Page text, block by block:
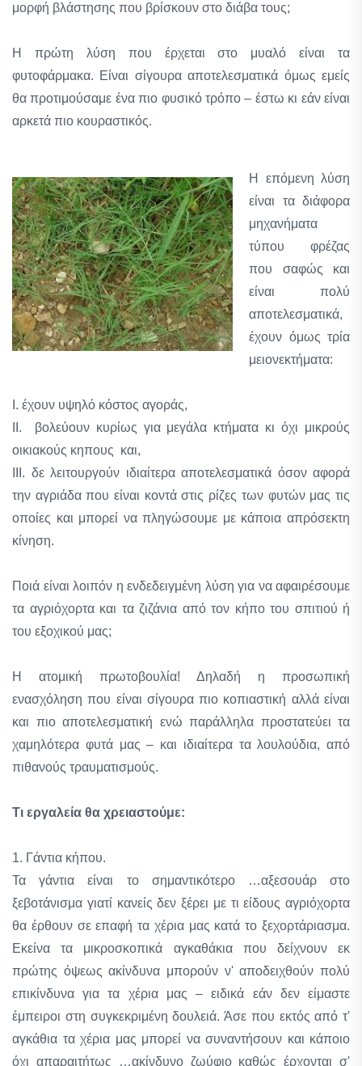
μορφή βλάστησης που βρίσκουν στο διάβα τους;
Η πρώτη λύση που έρχεται στο μυαλό είναι τα
φυτοφάρμακα. Είναι σίγουρα αποτελεσματικά όμως εμείς
θα προτιμούσαμε ένα πιο φυσικό τρόπο – έστω κι εάν είναι
αρκετά πιο κουραστικός.
Η επόμενη λύση
είναι τα διάφορα
μηχανήματα
τύπου φρέζας
που σαφώς και
είναι πολύ
αποτελεσματικά,
έχουν όμως τρία
μειονεκτήματα:
Ι. έχουν υψηλό κόστος αγοράς,
ΙΙ. βολεύουν κυρίως για μεγάλα κτήματα κι όχι μικρούς
οικιακούς κηπους και,
ΙΙΙ. δε λειτουργούν ιδιαίτερα αποτελεσματικά όσον αφορά
την αγριάδα που είναι κοντά στις ρίζες των φυτών μας τις
οποίες και μπορεί να πληγώσουμε με κάποια απρόσεκτη
κίνηση.
Ποιά είναι λοιπόν η ενδεδειγμένη λύση για να αφαιρέσουμε
τα αγριόχορτα και τα ζιζάνια από τον κήπο του σπιτιού ή
του εξοχικού μας;
Η ατομική πρωτοβουλία! Δηλαδή η προσωπική
ενασχόληση που είναι σίγουρα πιο κοπιαστική αλλά είναι
και πιο αποτελεσματική ενώ παράλληλα προστατεύει τα
χαμηλότερα φυτά μας – και ιδιαίτερα τα λουλούδια, από
πιθανούς τραυματισμούς.
Τι εργαλεία θα χρειαστούμε:
1. Γάντια κήπου.
Τα γάντια είναι το σημαντικότερο …αξεσουάρ στο
ξεβοτάνισμα γιατί κανείς δεν ξέρει με τι είδους αγριόχορτα
θα έρθουν σε επαφή τα χέρια μας κατά το ξεχορτάριασμα.
Εκείνα τα μικροσκοπικά αγκαθάκια που δείχνουν εκ
πρώτης όψεως ακίνδυνα μπορούν ν' αποδειχθούν πολύ
επικίνδυνα για τα χέρια μας – ειδικά εάν δεν είμαστε
έμπειροι στη συγκεκριμένη δουλειά. Άσε που εκτός από τ'
αγκάθια τα χέρια μας μπορεί να συναντήσουν και κάποιο
όχι απαραιτήτως …ακίνδυνο ζωύφιο καθώς έρχονται σ'